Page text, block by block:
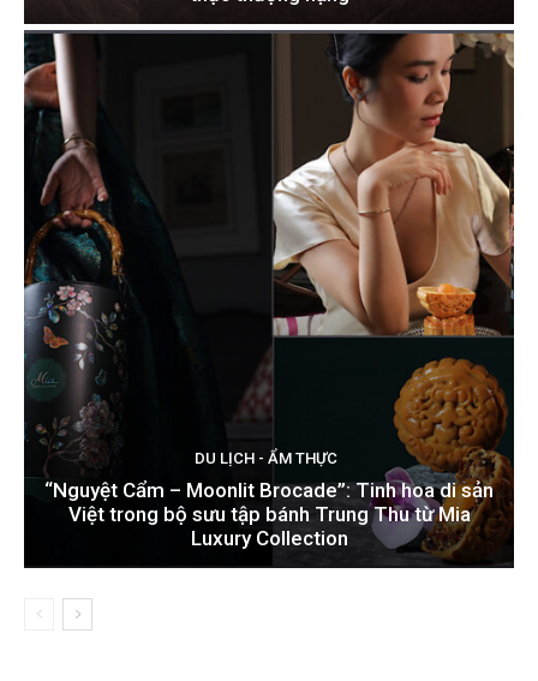
DU LỊCH - ẨM THỰC
“Nguyệt Cẩm – Moonlit Brocade”: Tinh hoa di sản
Việt trong bộ sưu tập bánh Trung Thu từ Mia
Luxury Collection